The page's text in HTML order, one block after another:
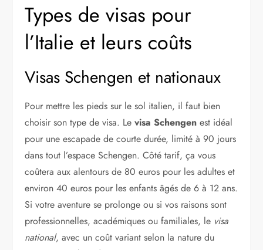
Types de visas pour
l’Italie et leurs coûts
Visas Schengen et nationaux
Pour mettre les pieds sur le sol italien, il faut bien
choisir son type de visa. Levisa Schengen est idéal
pour une escapade de courte durée, limité à 90 jours
dans tout l’espace Schengen. Côté tarif, ça vous
coûtera aux alentours de 80 euros pour les adultes et
environ 40 euros pour les enfants âgés de 6 à 12 ans.
Si votre aventure se prolonge ou si vos raisons sont
professionnelles, académiques ou familiales, le visa
national, avec un coût variant selon la nature du